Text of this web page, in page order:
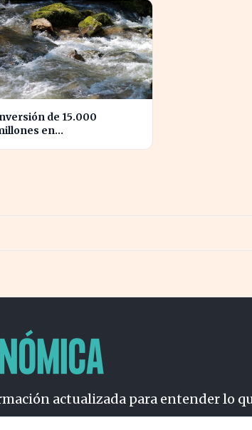
de 15.000
en
actualizada para entender lo